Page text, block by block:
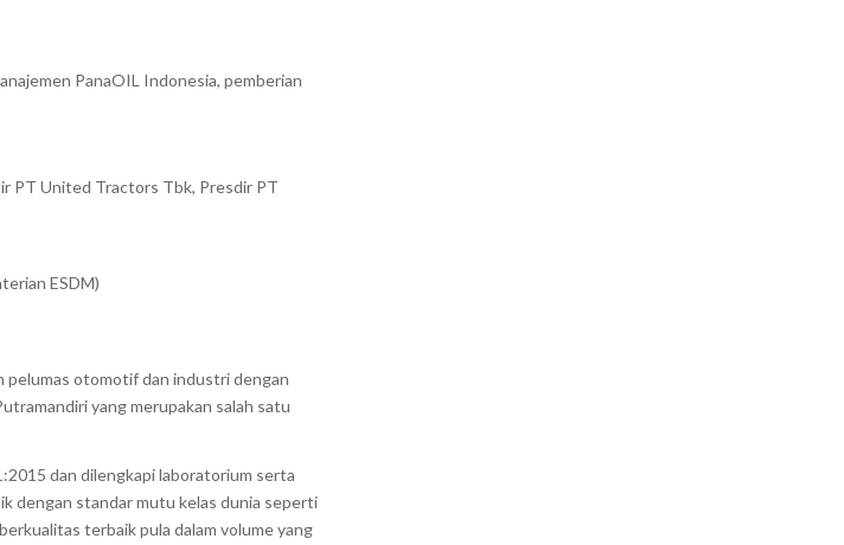
PanaOIL Indonesia, pemberian
PT United Tractors Tbk, Presdir PT
ESDM)
pelumas otomotif dan industri dengan
yang merupakan salah satu
dan dilengkapi laboratorium serta
dengan standar mutu kelas dunia seperti
terbaik pula dalam volume yang